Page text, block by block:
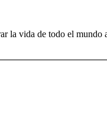
la vida de todo el